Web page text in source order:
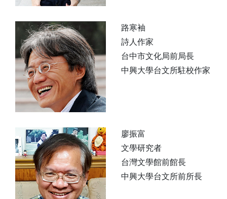
路寒袖
詩人作家
台中市文化局前局長
中興大學台文所駐校作家
廖振富
文學研究者
台灣文學館前館長
中興大學台文所前所長